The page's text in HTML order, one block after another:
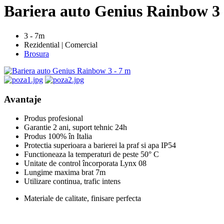
Bariera auto Genius Rainbow 3
3 - 7m
Rezidential | Comercial
Brosura
Avantaje
Produs profesional
Garantie 2 ani, suport tehnic 24h
Produs 100% în Italia
Protectia superioara a barierei la praf si apa IP54
Functioneaza la temperaturi de peste 50° C
Unitate de control încorporata Lynx 08
Lungime maxima brat 7m
Utilizare continua, trafic intens
Materiale de calitate, finisare perfecta